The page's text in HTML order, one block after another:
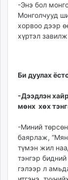
-Энэ бол
Монголчууд
хорвоо дээр
хүр­тэл
Би дуулах
-Дээдлэн
мөнх хөх
-Миний
баярлаж,
түмэн жил
тэнгэр
гэлээр л